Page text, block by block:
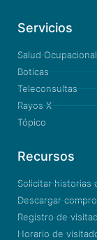
Servicios
Salud Ocupacional
Boticas
Teleconsultas
Rayos X
Tópico
Recursos
Solicitar historias
Descargar
Registro de
Horario de